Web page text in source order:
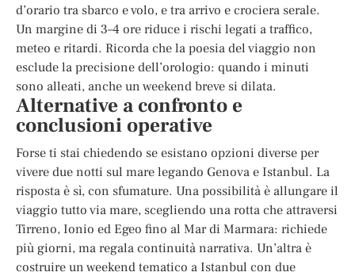
d’orario tra sbarco e volo, e tra arrivo e crociera serale.
Un margine di 3–4 ore riduce i rischi legati a traffico,
meteo e ritardi. Ricorda che la poesia del viaggio non
esclude la precisione dell’orologio: quando i minuti
sono alleati, anche un weekend breve si dilata.
Alternative a confronto e
conclusioni operative
Forse ti stai chiedendo se esistano opzioni diverse per
vivere due notti sul mare legando Genova e Istanbul. La
risposta è sì, con sfumature. Una possibilità è allungare il
viaggio tutto via mare, scegliendo una rotta che attraversi
Tirreno, Ionio ed Egeo fino al Mar di Marmara: richiede
più giorni, ma regala continuità narrativa. Un’altra è
costruire un weekend tematico a Istanbul con due